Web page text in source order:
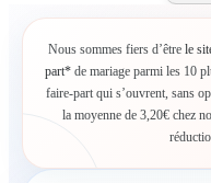
Nous sommes fiers d’être le
part*de mariage parmi les 10
faire-part qui s’ouvrent, sans
la moyenne de 3,20€ chez